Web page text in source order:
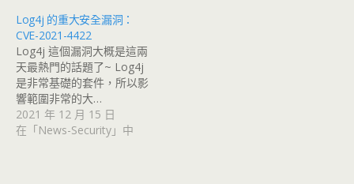
Log4j 的重大安全漏洞：
CVE-2021-4422
Log4j 這個漏洞大概是這兩
天最熱門的話題了~ Log4j
是非常基礎的套件，所以影
響範圍非常的大…
2021 年 12 月 15 日
在「News-Security」中